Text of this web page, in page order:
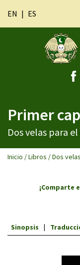
EN ES
Primer
Dos velas para
Inicio /Libros /Dos
¡Comparte
Sinopsis